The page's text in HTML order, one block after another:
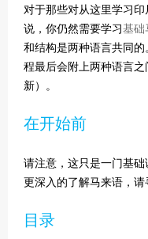
对于那些对从这里学习
说，你仍然需要学习基础
和结构是两种语言共同
程最后会附上两种语言
新）。
在开始前
请注意，这只是一门基
更深入的了解马来语，请
目录